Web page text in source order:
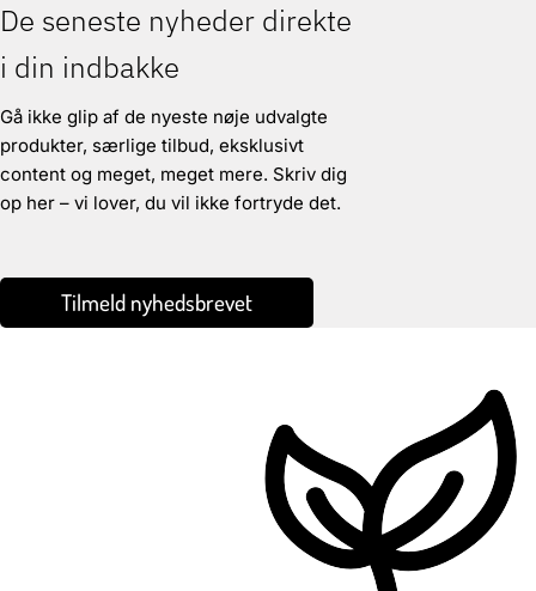
De seneste nyheder direkte
i din indbakke
Gå ikke glip af de nyeste nøje udvalgte
produkter, særlige tilbud, eksklusivt
content og meget, meget mere. Skriv dig
op her – vi lover, du vil ikke fortryde det.
Tilmeld nyhedsbrevet